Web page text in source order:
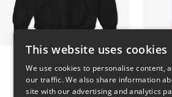
$41
This website uses cookies
We use cookies to personalise content,
our traffic. We also share information
site with our advertising and analytics